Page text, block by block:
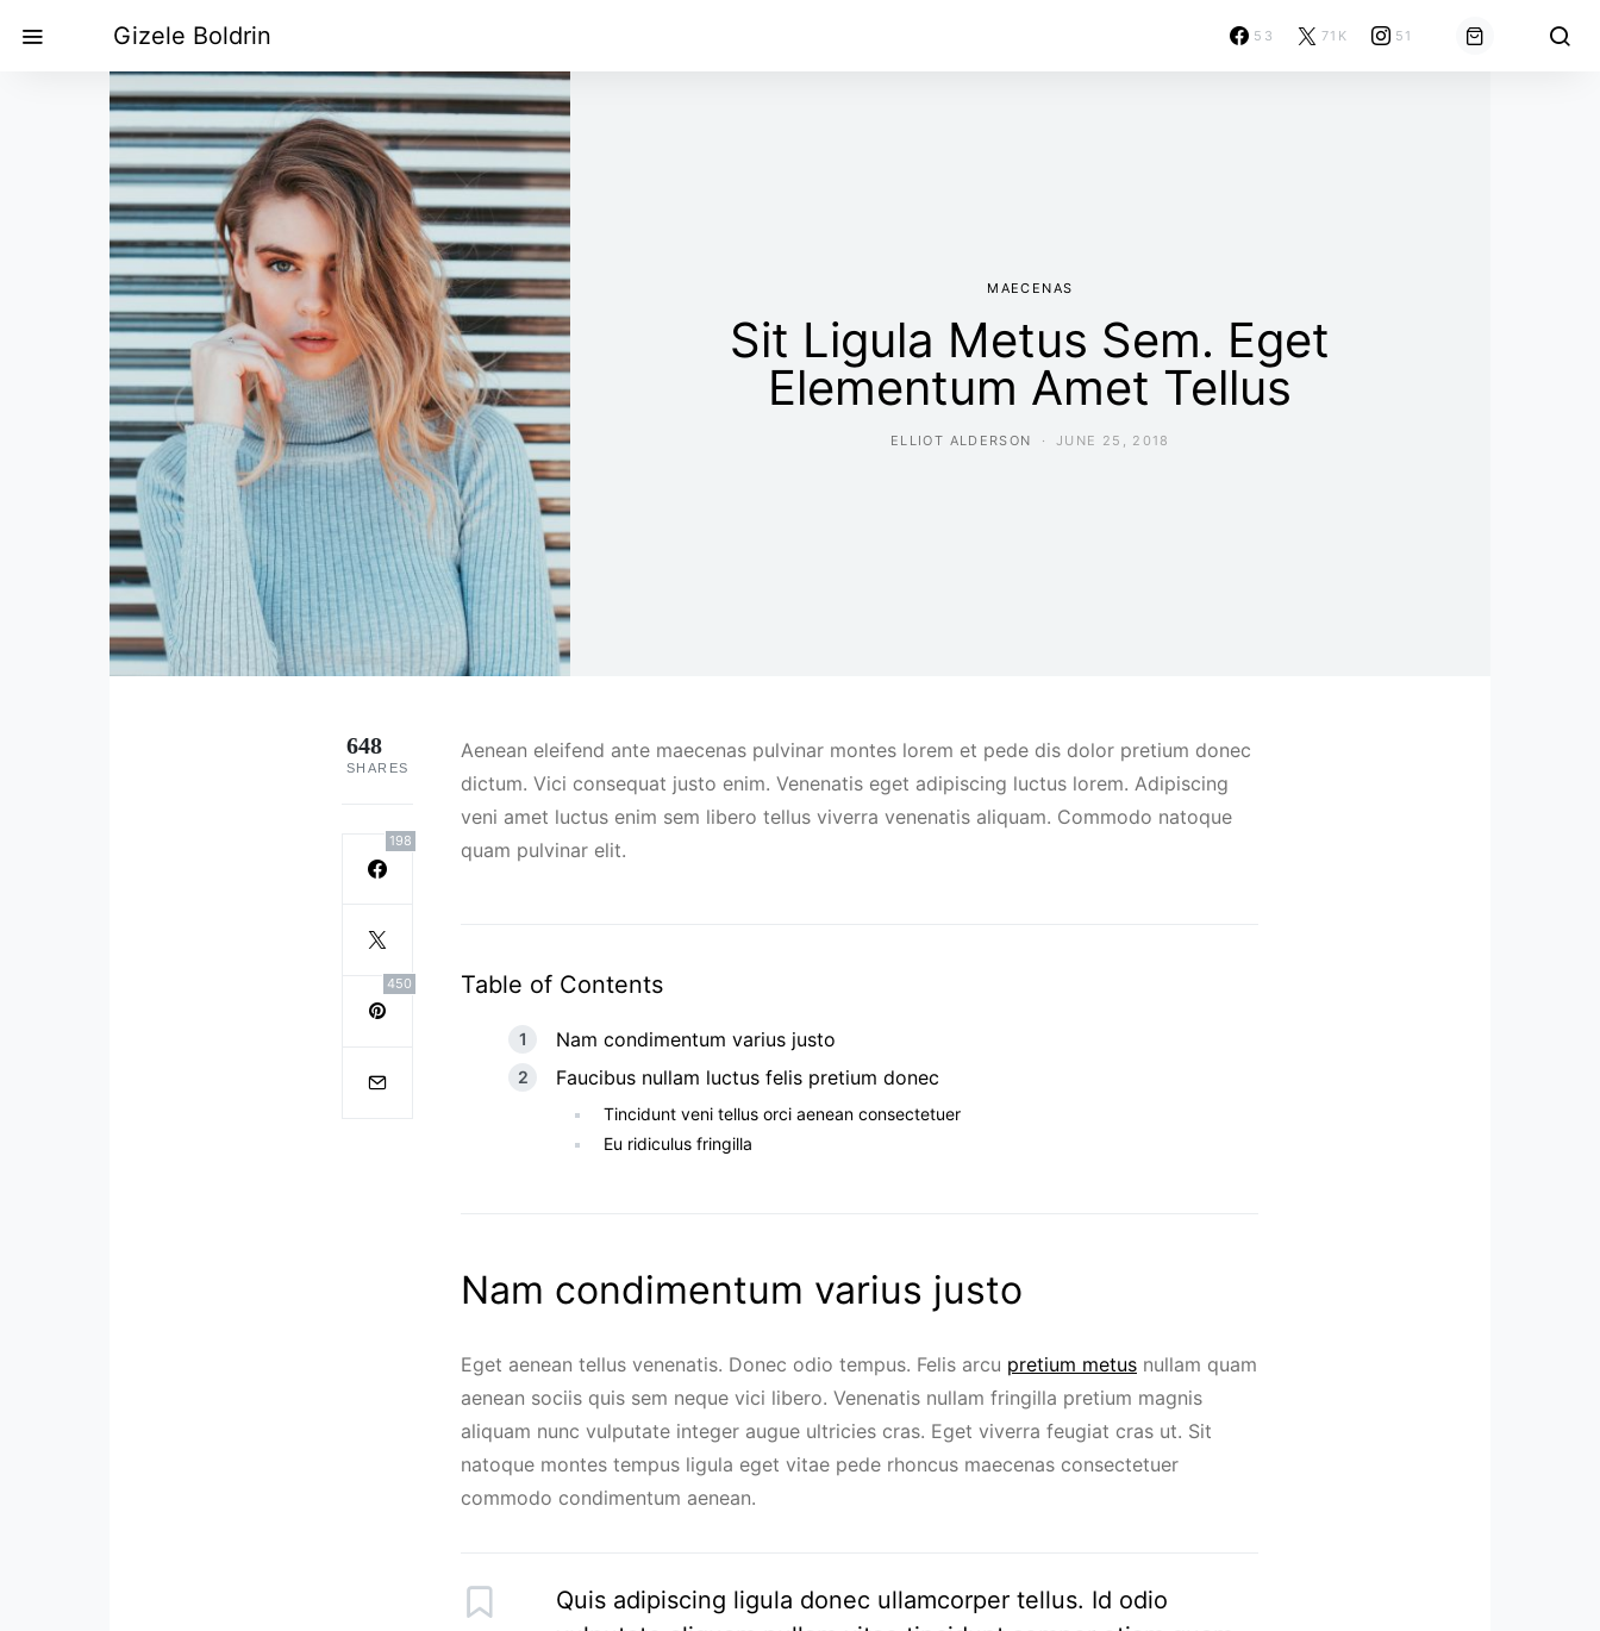
Gizele Boldrin 53 71K 51
MAECENAS
Sit Ligula Metus Sem. Eget
Elementum Amet Tellus
ELLIOT ALDERSON JUNE 25, 2018
648
SHARES
198
450
Aenean eleifend ante maecenas pulvinar montes lorem et pede dis dolor pretium donec
dictum. Vici consequat justo enim. Venenatis eget adipiscing luctus lorem. Adipiscing
veni amet luctus enim sem libero tellus viverra venenatis aliquam. Commodo natoque
quam pulvinar elit.
Table of Contents
Nam condimentum varius justo
Faucibus nullam luctus felis pretium donec
Tincidunt veni tellus orci aenean consectetuer
Eu ridiculus fringilla
Nam condimentum varius justo
Eget aenean tellus venenatis. Donec odio tempus. Felis arcu pretium metus nullam quam
aenean sociis quis sem neque vici libero. Venenatis nullam fringilla pretium magnis
aliquam nunc vulputate integer augue ultricies cras. Eget viverra feugiat cras ut. Sit
natoque montes tempus ligula eget vitae pede rhoncus maecenas consectetuer
commodo condimentum aenean.
Quis adipiscing ligula donec ullamcorper tellus. Id odio